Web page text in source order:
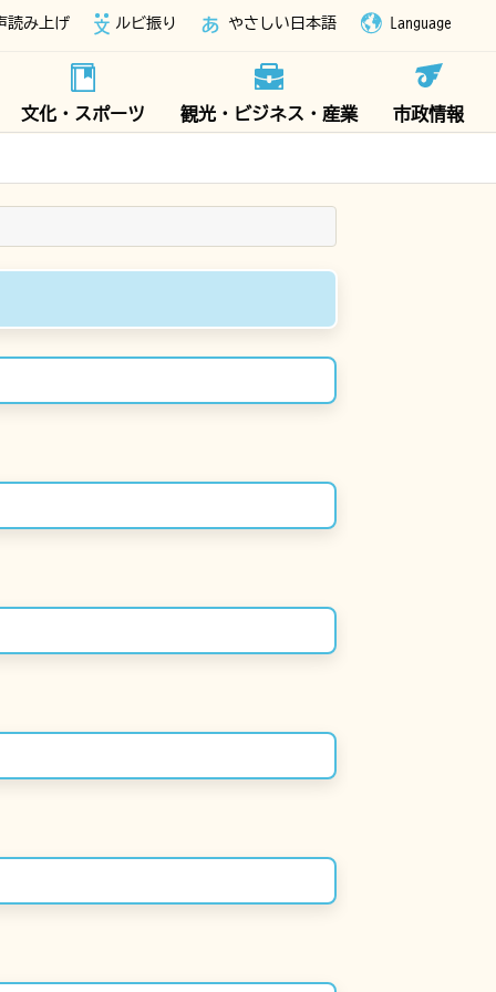
読み上げ ルビ振り やさしい日本語 Language
文化・スポーツ 観光・ビジネス・産業 市政情報